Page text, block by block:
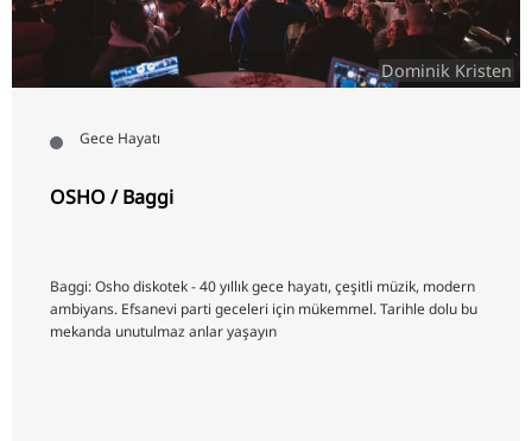
Dominik Kristen
Gece Hayatı
OSHO / Baggi
Baggi: Osho diskotek - 40 yıllık gece hayatı, çeşitli müzik, modern
ambiyans. Efsanevi parti geceleri için mükemmel. Tarihle dolu bu
mekanda unutulmaz anlar yaşayın